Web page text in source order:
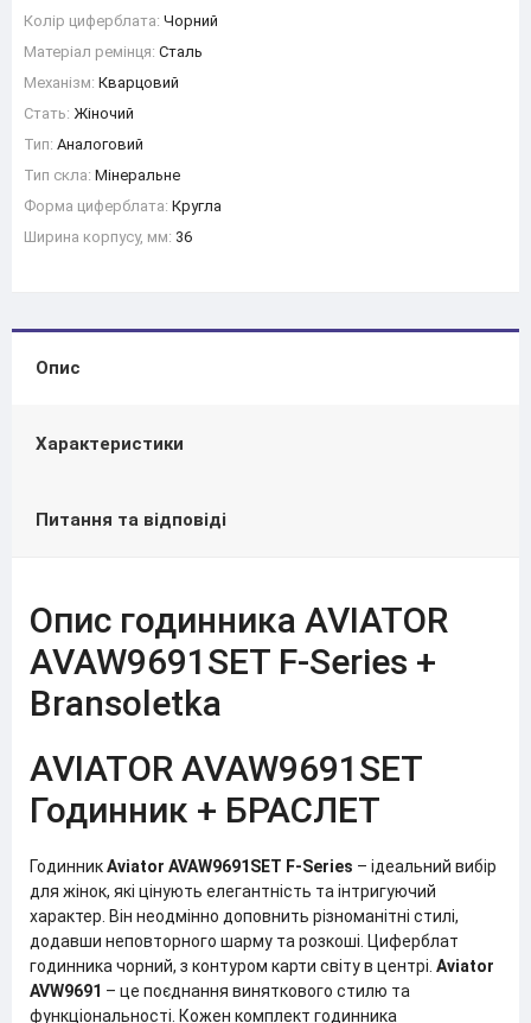
Колір циферблата: Чорний
Матеріал ремінця: Сталь
Механізм: Кварцовий
Стать: Жіночий
Тип: Аналоговий
Тип скла: Мінеральне
Форма циферблата: Кругла
Ширина корпусу, мм: 36
Опис
Характеристики
Питання та відповіді
Опис годинника AVIATOR
AVAW9691SET F-Series +
Bransoletka
AVIATOR AVAW9691SET
Годинник + БРАСЛЕТ
ГодинникAviator AVAW9691SET F-Series – ідеальний вибір
для жінок, які цінують елегантність та інтригуючий
характер. Він неодмінно доповнить різноманітні стилі,
додавши неповторного шарму та розкоші. Циферблат
годинника чорний, з контуром карти світу в центрі. Aviator
AVW9691 – це поєднання виняткового стилю та
функціональності. Кожен комплект годинника